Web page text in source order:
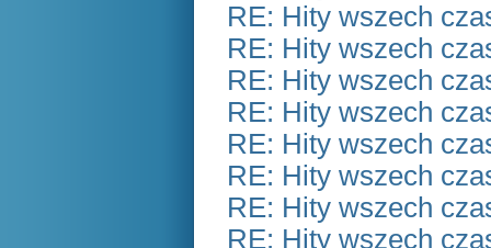
RE: Hity wszech
RE: Hity wszech
RE: Hity wszech
RE: Hity wszech
RE: Hity wszech
RE: Hity wszech
RE: Hity wszech
RE: Hity wszech